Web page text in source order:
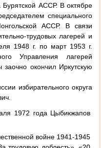
АССР. В октябре
специального
АССР. В связи
трудовых лагерей и
1948 г. по март 1953 г.
Управления лагерей
окончил Иркутскую
избирательного округа
1972 года Цыбикжапов
войне 1941-1945